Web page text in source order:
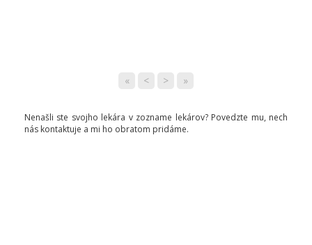
« < > »
Nenašli ste svojho lekára v zozname lekárov? Povedzte mu, nech
nás kontaktuje a mi ho obratom pridáme.